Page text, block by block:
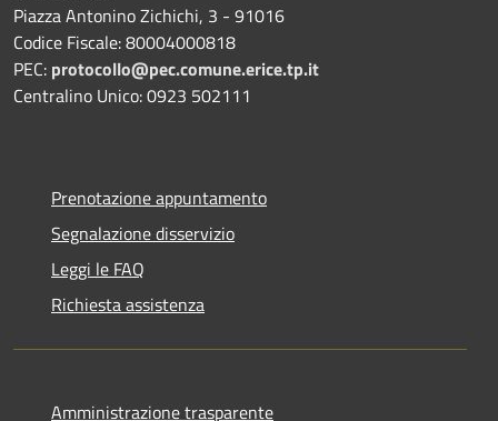
Piazza Antonino Zichichi, 3 - 91016
Codice Fiscale: 80004000818
PEC: protocollo@pec.comune.erice.tp.it
Centralino Unico: 0923 502111
Prenotazione appuntamento
Segnalazione disservizio
Leggi le FAQ
Richiesta assistenza
Amministrazione trasparente